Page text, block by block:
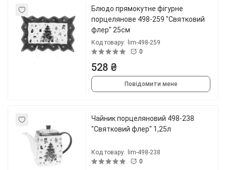
Блюдо прямокутне фігурне
порцелянове 498-259 "Святковий
флер" 25см
Код товару:
lim-498-259
0
528 ₴
Повідомити мене
Чайник порцеляновий 498-238
"Святковий флер" 1,25л
Код товару:
lim-498-238
0